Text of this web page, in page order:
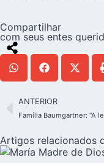
Compartilhar
com seus entes
ANTERIOR
Artigos relacionados